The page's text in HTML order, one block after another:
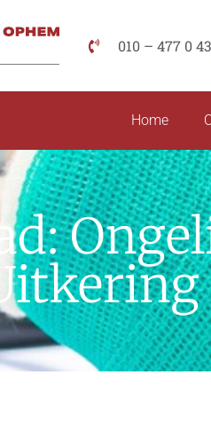
010 – 477 0
Home